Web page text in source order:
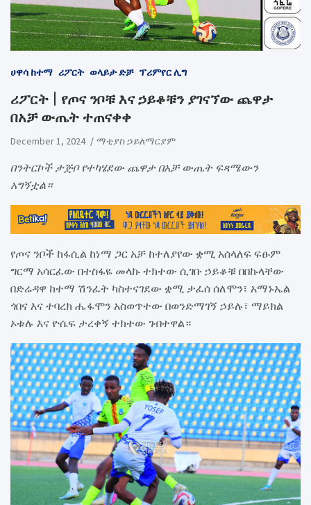
ሀዋሳ ከተማ ሪፖርት ወላይታ ድቻ ፕሪምየር ሊግ
ሪፖርት | የጦና ንቦቹ እና ኃይቆቹን ያገናኘው ጨዋታ
በአቻ ውጤት ተጠናቀቀ
December 1, 2024 ማቲያስ ኃይለማርያም
በንትርኮች ታጅቦ የተካሄደው ጨዋታ በአቻ ውጤት ፍጻሜውን
አግኝቷል።
የጦና ንቦች ከፋሲል ከነማ ጋር አቻ ከተለያየው ቋሚ አሰላለፍ ፍፁም
ግርማ አሳርፈው በተስፋዬ መላኩ ተክተው ሲገቡ ኃይቆቹ በበኩላቸው
በድሬዳዋ ከተማ ሽንፈት ካስተናገደው ቋሚ ታፈሰ ሰለሞን፣ አማኑኤል
ጎበና እና ተባረክ ሔፋሞን አስወጥተው በወንድማገኝ ኃይሉ፣ ማይክል
ኦቱሉ እና ዮሴፍ ታረቀኝ ተክተው ገብተዋል።